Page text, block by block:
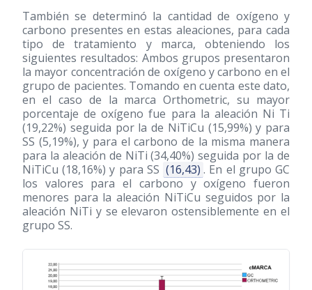
También se determinó la cantidad de oxígeno y
carbono presentes en estas aleaciones, para cada
tipo de tratamiento y marca, obteniendo los
siguientes resultados: Ambos grupos presentaron
la mayor concentración de oxígeno y carbono en el
grupo de pacientes. Tomando en cuenta este dato,
en el caso de la marca Orthometric, su mayor
porcentaje de oxígeno fue para la aleación Ni Ti
(19,22%) seguida por la de NiTiCu (15,99%) y para
SS (5,19%), y para el carbono de la misma manera
para la aleación de NiTi (34,40%) seguida por la de
NiTiCu (18,16%) y para SS (16,43) . En el grupo GC
los valores para el carbono y oxígeno fueron
menores para la aleación NiTiCu seguidos por la
aleación NiTi y se elevaron ostensiblemente en el
grupo SS.